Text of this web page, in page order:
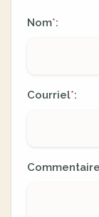
Nom*:
Courriel*: